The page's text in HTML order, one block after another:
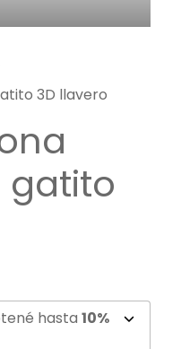
3D llavero
hasta 10%